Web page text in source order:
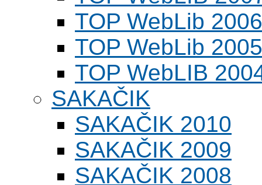
TOP WebLib 2006
TOP WebLib 2005
TOP WebLIB
SAKAČIK
SAKAČIK 2010
SAKAČIK 2009
SAKAČIK 2008